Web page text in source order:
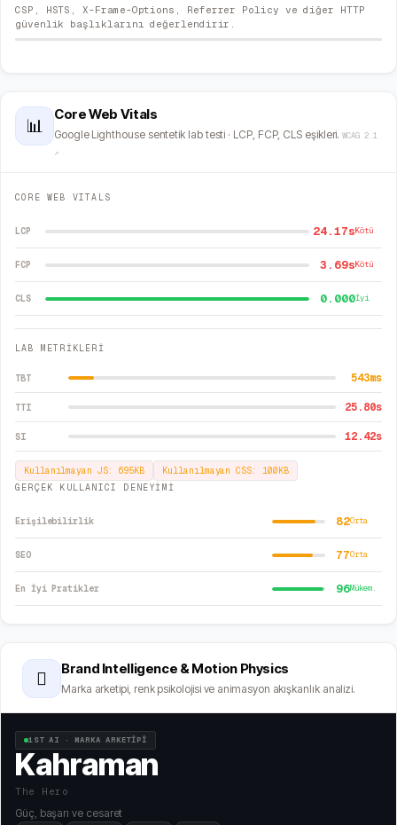
CSP, HSTS, X-Frame-Options, Referrer Policy ve diğer HTTP
güvenlik başlıklarını değerlendirir.
📊
Core Web Vitals
Google Lighthouse sentetik lab testi · LCP, FCP, CLS eşikleri. WCAG 2.1
↗
CORE WEB VITALS
LCP 24.17sKötü
FCP 3.69sKötü
CLS 0.000İyi
LAB METRİKLERİ
TBT 543ms
TTI 25.80s
SI 12.42s
Kullanılmayan JS: 695KB Kullanılmayan CSS: 100KB
GERÇEK KULLANICI DENEYİMİ
Erişilebilirlik 82Orta
SEO 77Orta
En İyi Pratikler 96Mükem.
🫆 Brand Intelligence & Motion Physics
Marka arketipi, renk psikolojisi ve animasyon akışkanlık analizi.
1ST AI · MARKA ARKETİPİ
Kahraman
The Hero
Güç, başarı ve cesaret